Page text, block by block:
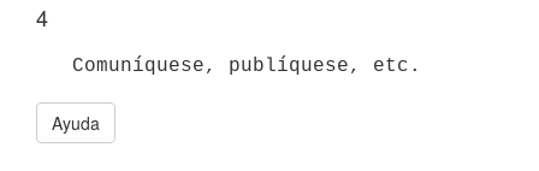
4
Ayuda